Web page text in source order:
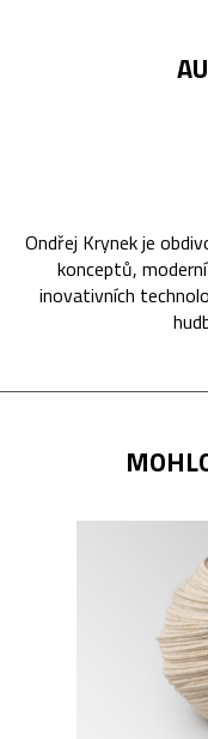
Ondřej Krynek je
konceptů,
inovativních